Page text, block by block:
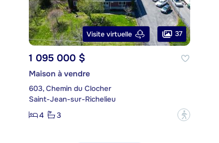
Visite virtuelle 37
1 095 000 $
Maison à vendre
603, Chemin du Clocher
Saint-Jean-sur-Richelieu
4
3 ?